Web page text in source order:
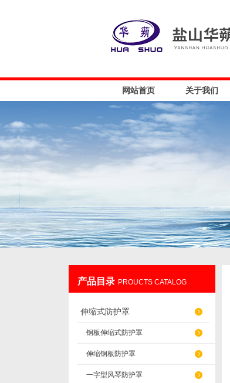
盐山华蒴机床附件制造有限公司
网站首页 关于我们
产品目录 PROUCTS CATALOG
伸缩式防护罩
钢板伸缩式防护罩
伸缩钢板防护罩
一字型风琴防护罩